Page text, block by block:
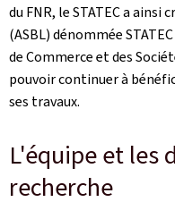
du FNR, le STATEC a
(ASBL) dénommée
de Commerce et des
pouvoir continuer à
ses travaux.
L'équipe et les
recherche